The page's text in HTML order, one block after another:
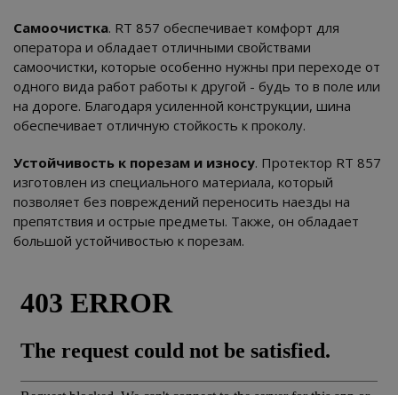
Самоочистка. RT 857 обеспечивает комфорт для
оператора и обладает отличными свойствами
самоочистки, которые особенно нужны при переходе от
одного вида работ работы к другой - будь то в поле или
на дороге. Благодаря усиленной конструкции, шина
обеспечивает отличную стойкость к проколу.
Устойчивость к порезам и износу. Протектор RT 857
изготовлен из специального материала, который
позволяет без повреждений переносить наезды на
препятствия и острые предметы. Также, он обладает
большой устойчивостью к порезам.